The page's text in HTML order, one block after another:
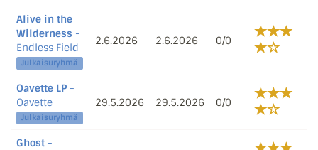
Alive in the
Wilderness -
Endless Field
Julkaisuryhmä
2.6.2026 2.6.2026 0/0
Oavette LP -
Oavette
Julkaisuryhmä
29.5.2026 29.5.2026 0/0
Ghost -